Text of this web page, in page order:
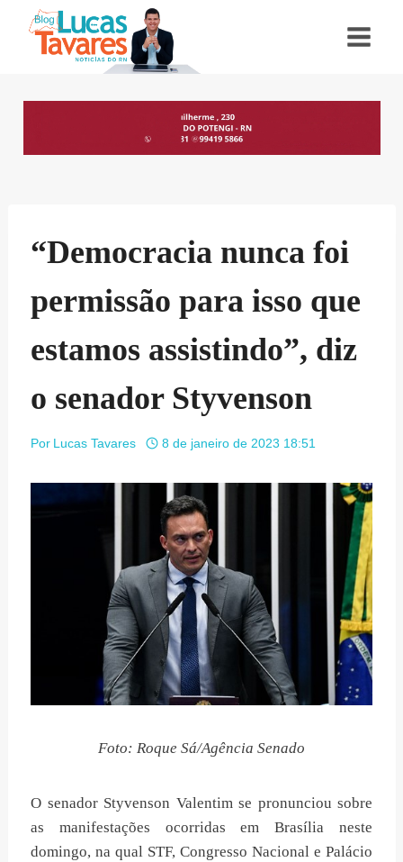
“Democracia nunca foi
permissão para isso que
estamos assistindo”, diz
o senador Styvenson
Por Lucas Tavares 8 de janeiro de 2023 18:51
Foto: Roque Sá/Agência Senado
O senador Styvenson Valentim se pronunciou sobre
as manifestações ocorridas em Brasília neste
domingo, na qual STF, Congresso Nacional e Palácio